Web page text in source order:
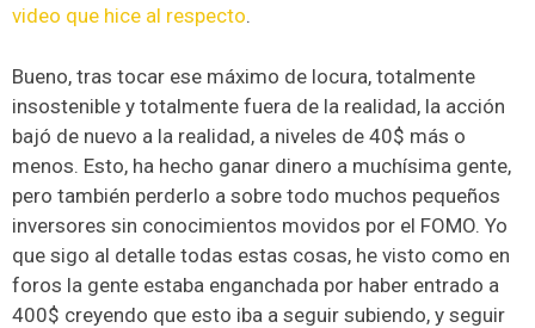
video que hice al respecto.
Bueno, tras tocar ese máximo de locura, totalmente
insostenible y totalmente fuera de la realidad, la acción
bajó de nuevo a la realidad, a niveles de 40$ más o
menos. Esto, ha hecho ganar dinero a muchísima gente,
pero también perderlo a sobre todo muchos pequeños
inversores sin conocimientos movidos por el FOMO. Yo
que sigo al detalle todas estas cosas, he visto como en
foros la gente estaba enganchada por haber entrado a
400$ creyendo que esto iba a seguir subiendo, y seguir